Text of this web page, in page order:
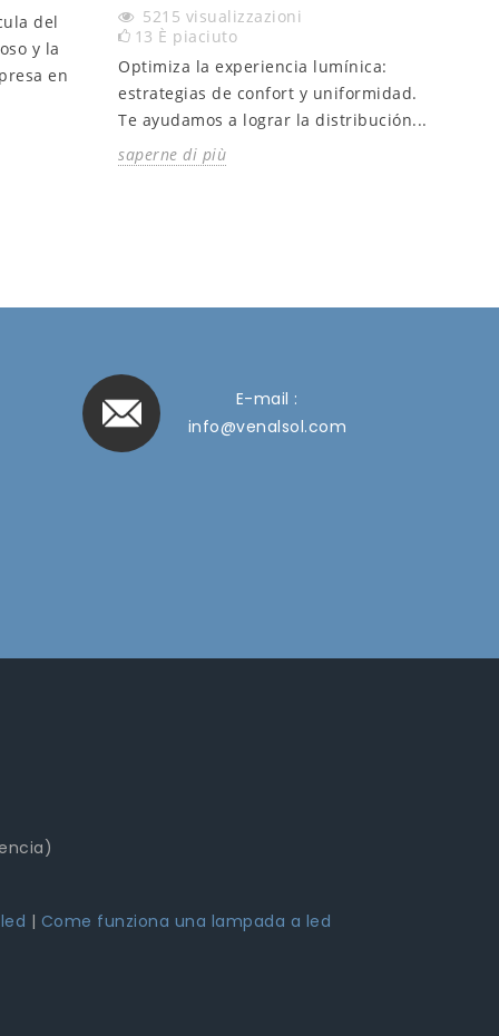
del
y la
en
5215 visualizzazioni
13 È piaciuto
Optimiza la experiencia lumínica:
estrategias de confort y uniformidad.
Te ayudamos a lograr la distribución...
saperne di più
E-mail :
info@venalsol.com
| Come funziona una lampada a led